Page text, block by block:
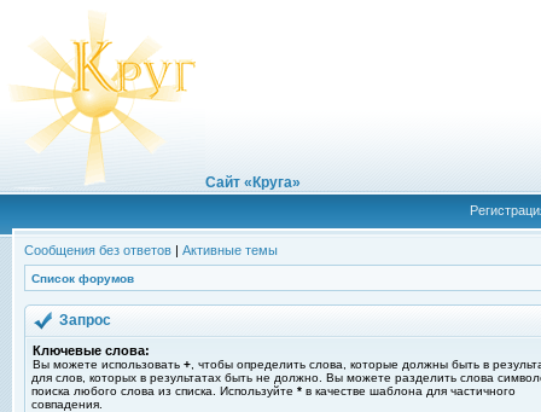
Сайт «Круга»
Сообщения без ответов | Активные темы
Список форумов
Запрос
Ключевые слова:
Вы можете использовать + , чтобы определить слова, которые должны быть в
для слов, которых в результатах быть не должно. Вы можете разделить слова
поиска любого слова из списка. Используйте * в качестве шаблона для частичного
совпадения.